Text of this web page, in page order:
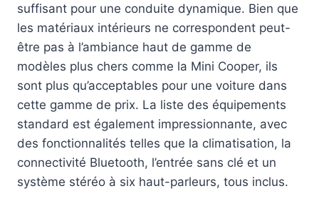
suffisant pour une conduite dynamique. Bien que
les matériaux intérieurs ne correspondent peut-
être pas à l’ambiance haut de gamme de
modèles plus chers comme la Mini Cooper, ils
sont plus qu’acceptables pour une voiture dans
cette gamme de prix. La liste des équipements
standard est également impressionnante, avec
des fonctionnalités telles que la climatisation, la
connectivité Bluetooth, l’entrée sans clé et un
système stéréo à six haut-parleurs, tous inclus.